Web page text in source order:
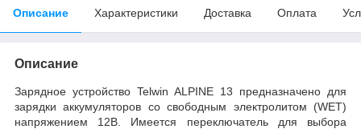
Описание Характеристики Доставка Оплата
Описание
Зарядное устройство Telwin ALPINE 13 предназначено для
зарядки аккумуляторов со свободным электролитом (WET)
напряжением 12В. Имеется переключатель для выбора